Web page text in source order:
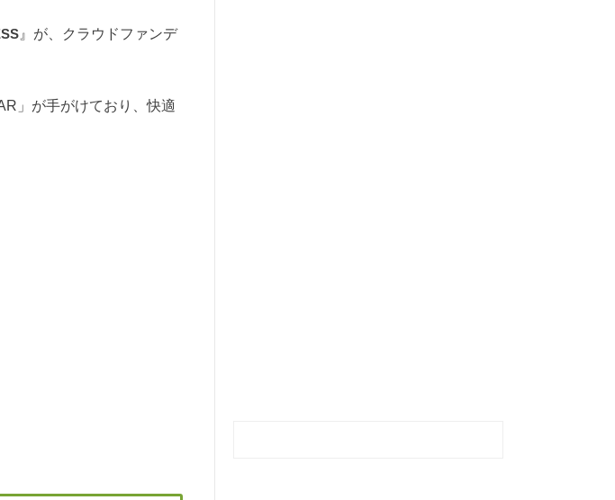
』が、クラウドファンデ
」が手がけており、快適